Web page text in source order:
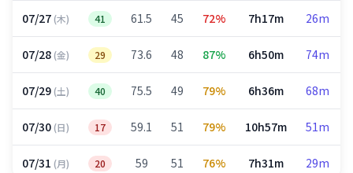
07/27(木) 41 61.5 45 72% 7h17m 26m
07/28(金) 29 73.6 48 87% 6h50m 74m
07/29(土) 40 75.5 49 79% 6h36m 68m
07/30(日) 17 59.1 51 79% 10h57m 51m
07/31 (月) 20 59 51 76% 7h31m 29m